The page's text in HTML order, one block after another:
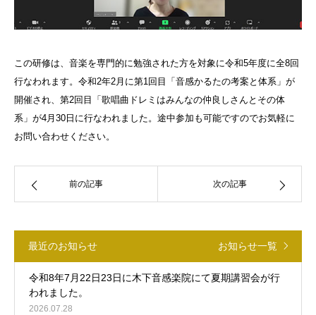
この研修は、音楽を専門的に勉強された方を対象に令和5年度に全8回
行なわれます。令和2年2月に第1回目「音感かるたの考案と体系」が
開催され、第2回目「歌唱曲ドレミはみんなの仲良しさんとその体
系」が4月30日に行なわれました。途中参加も可能ですのでお気軽に
お問い合わせください。
前の記事 次の記事
最近のお知らせ お知らせ一覧
令和8年7月22日23日に木下音感楽院にて夏期講習会が行
われました。
2026.07.28